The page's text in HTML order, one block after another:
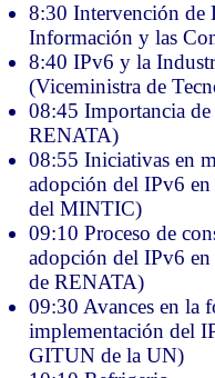
8:30 Intervención de
Información y las
8:40 IPv6 y la
(Viceministra de
08:45 Importancia
RENATA)
08:55 Iniciativas en
adopción del IPv6
del MINTIC)
09:10 Proceso de
adopción del IPv6
de RENATA)
09:30 Avances en la
implementación del
GITUN de la UN)